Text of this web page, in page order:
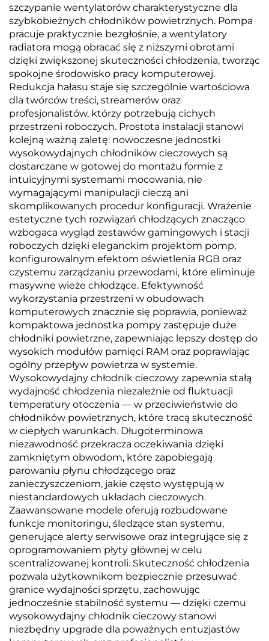
szczypanie wentylatorów charakterystyczne dla
szybkobieżnych chłodników powietrznych. Pompa
pracuje praktycznie bezgłośnie, a wentylatory
radiatora mogą obracać się z niższymi obrotami
dzięki zwiększonej skuteczności chłodzenia, tworząc
spokojne środowisko pracy komputerowej.
Redukcja hałasu staje się szczególnie wartościowa
dla twórców treści, streamerów oraz
profesjonalistów, którzy potrzebują cichych
przestrzeni roboczych. Prostota instalacji stanowi
kolejną ważną zaletę: nowoczesne jednostki
wysokowydajnych chłodników cieczowych są
dostarczane w gotowej do montażu formie z
intuicyjnymi systemami mocowania, nie
wymagającymi manipulacji cieczą ani
skomplikowanych procedur konfiguracji. Wrażenie
estetyczne tych rozwiązań chłodzących znacząco
wzbogaca wygląd zestawów gamingowych i stacji
roboczych dzięki eleganckim projektom pomp,
konfigurowalnym efektom oświetlenia RGB oraz
czystemu zarządzaniu przewodami, które eliminuje
masywne wieże chłodzące. Efektywność
wykorzystania przestrzeni w obudowach
komputerowych znacznie się poprawia, ponieważ
kompaktowa jednostka pompy zastępuje duże
chłodniki powietrzne, zapewniając lepszy dostęp do
wysokich modułów pamięci RAM oraz poprawiając
ogólny przepływ powietrza w systemie.
Wysokowydajny chłodnik cieczowy zapewnia stałą
wydajność chłodzenia niezależnie od fluktuacji
temperatury otoczenia — w przeciwieństwie do
chłodników powietrznych, które tracą skuteczność
w ciepłych warunkach. Długoterminowa
niezawodność przekracza oczekiwania dzięki
zamkniętym obwodom, które zapobiegają
parowaniu płynu chłodzącego oraz
zanieczyszczeniom, jakie często występują w
niestandardowych układach cieczowych.
Zaawansowane modele oferują rozbudowane
funkcje monitoringu, śledzące stan systemu,
generujące alerty serwisowe oraz integrujące się z
oprogramowaniem płyty głównej w celu
scentralizowanej kontroli. Skuteczność chłodzenia
pozwala użytkownikom bezpiecznie przesuwać
granice wydajności sprzętu, zachowując
jednocześnie stabilność systemu — dzięki czemu
wysokowydajny chłodnik cieczowy stanowi
niezbędny upgrade dla poważnych entuzjastów